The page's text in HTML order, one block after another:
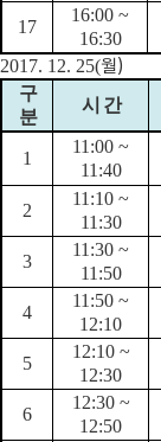
17
16:00 ~
16:30
2017. 12. 25(월)
구
분
시 간
1
11:00 ~
11:40
2
11:10 ~
11:30
3
11:30 ~
11:50
4
11:50 ~
12:10
5
12:10 ~
12:30
6
12:30 ~
12:50